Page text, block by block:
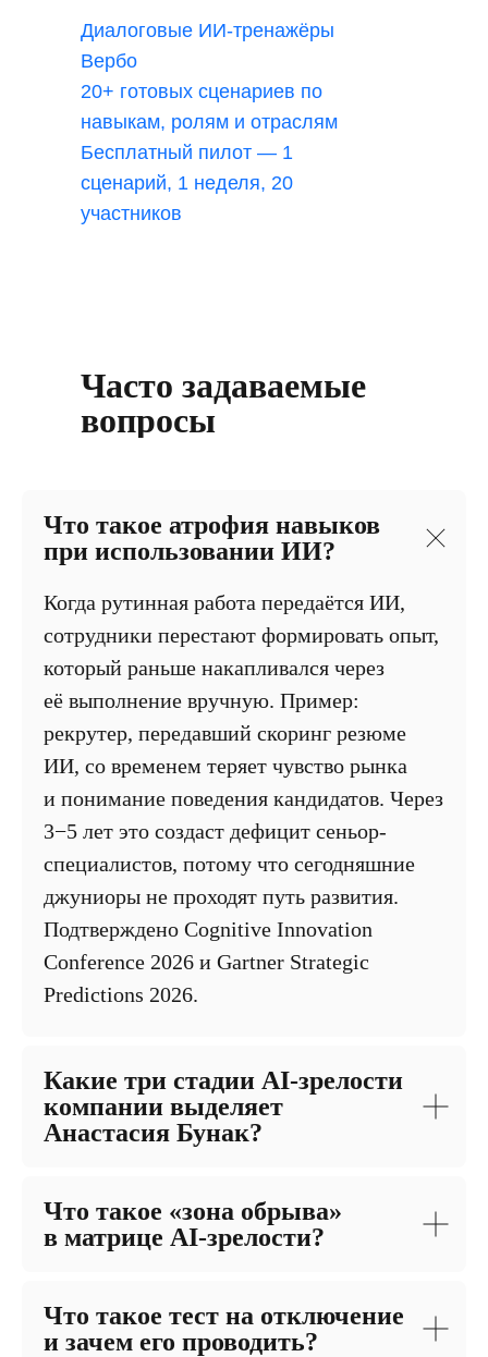
Диалоговые ИИ-тренажёры
Вербо
20+ готовых сценариев по
навыкам, ролям и отраслям
Бесплатный пилот — 1
сценарий, 1 неделя, 20
участников
Часто задаваемые
вопросы
Что такое атрофия навыков
при использовании ИИ?
Когда рутинная работа передаётся ИИ,
сотрудники перестают формировать опыт,
который раньше накапливался через
её выполнение вручную. Пример:
рекрутер, передавший скоринг резюме
ИИ, со временем теряет чувство рынка
и понимание поведения кандидатов. Через
3−5 лет это создаст дефицит сеньор-
специалистов, потому что сегодняшние
джуниоры не проходят путь развития.
Подтверждено Cognitive Innovation
Conference 2026 и Gartner Strategic
Predictions 2026.
Какие три стадии AI-зрелости
компании выделяет
Анастасия Бунак?
Что такое «зона обрыва»
в матрице AI-зрелости?
Что такое тест на отключение
и зачем его проводить?